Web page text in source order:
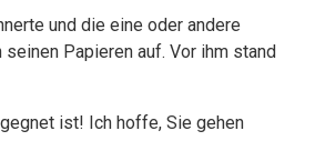
und die eine oder andere
Papieren auf. Vor ihm stand
ist! Ich hoffe, Sie gehen